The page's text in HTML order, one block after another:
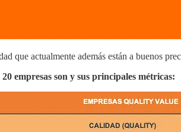
que actualmente además están a buenos
empresas son y sus principales métricas: